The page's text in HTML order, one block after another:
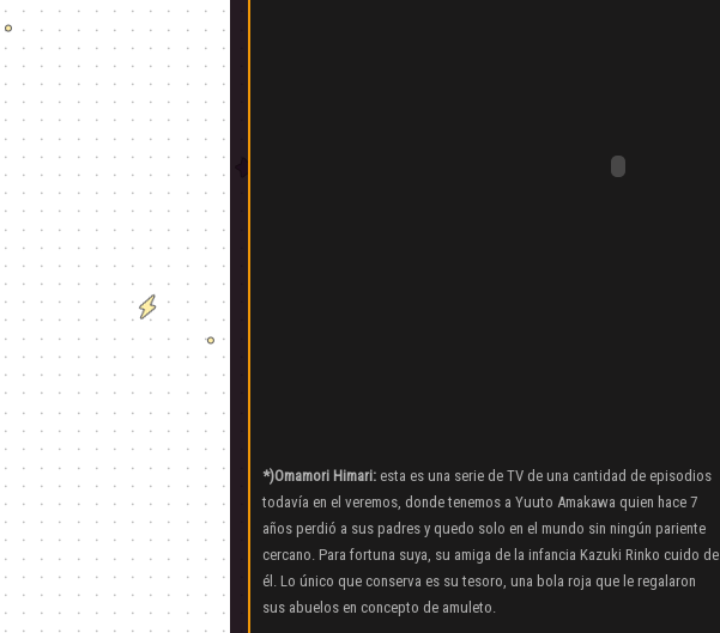
*)Omamori Himari: esta es una serie de TV de una cantidad de episodios
todavía en el veremos, donde tenemos a Yuuto Amakawa quien hace 7
años perdió a sus padres y quedo solo en el mundo sin ningún pariente
cercano. Para fortuna suya, su amiga de la infancia Kazuki Rinko cuido de
él. Lo único que conserva es su tesoro, una bola roja que le regalaron
sus abuelos en concepto de amuleto.